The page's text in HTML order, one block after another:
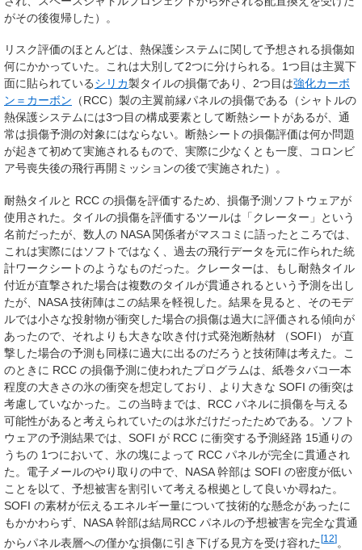
がその後復帰した）。
リスク評価のほとんどは、熱保護システムに関して予想される損傷如
何にかかっていた。これは大別して2つに分けられる。1つ目は主翼下
面に貼られているシリカ製タイルの損傷であり、2つ目は強化カーボ
ン＝カーボン （RCC）製の主翼前縁パネルの損傷である（シャトルの
熱保護システムには3つ目の構成要素として断熱シートがあるが、通
常は損傷予測の対象にはならない。断熱シートの損傷評価は何か問題
が起きて初めて実施されるもので、実際に少なくとも一度、コロンビ
ア号喪失後の飛行再開ミッションの後で実施された）。
耐熱タイルと RCC の損傷を評価するため、損傷予測ソフトウェアが
使用された。タイルの損傷を評価するツールは「クレーター」という
名前だったが、数人の NASA 関係者がマスコミに語ったところでは、
これは実際にはソフトではなく、過去の飛行データを元に作られた統
計ワークシートのようなものだった。クレーターは、もし耐熱タイル
付近が直撃された場合は複数のタイルが貫通されるという予測を出し
たが、NASA 技術陣はこの結果を軽視した。結果を見ると、そのモデ
ルでは小さな投射物が衝突した場合の損傷は過大に評価される傾向が
あったので、それよりも大きな吹き付け式発泡断熱材 （SOFI） が直
撃した場合の予測も同様に過大に出るのだろうと技術陣は考えた。こ
のときに RCC の損傷予測に使われたプログラムは、紙巻タバコ一本
程度の大きさの氷の衝突を想定しており、より大きな SOFI の衝突は
考慮していなかった。この当時までは、RCC パネルに損傷を与える
可能性があると考えられていたのは氷だけだったためである。ソフト
ウェアの予測結果では、SOFI が RCC に衝突する予測経路 15通りの
うちの 1つにおいて、氷の塊によって RCC パネルが完全に貫通され
た。電子メールのやり取りの中で、NASA 幹部は SOFI の密度が低い
ことを以て、予想被害を割引いて考える根拠として良いか尋ねた。
SOFI の素材が伝えるエネルギー量について技術的な懸念があったに
もかかわらず、NASA 幹部は結局RCC パネルの予想被害を完全な貫通
からパネル表層への僅かな損傷に引き下げる見方を受け容れた[12]。